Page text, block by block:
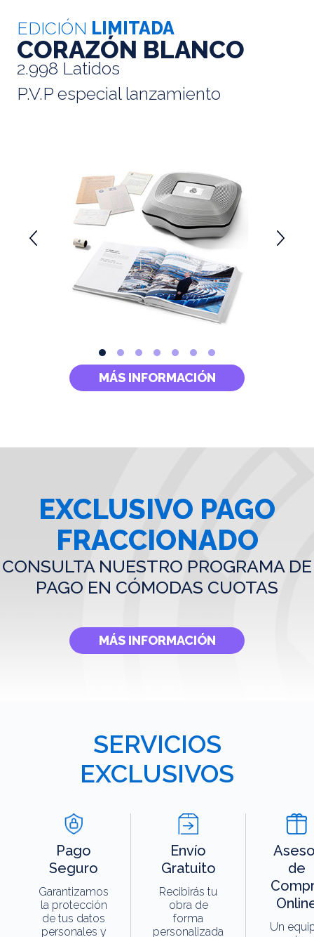
EDICIÓN LIMITADA
CORAZÓN BLANCO
2.998 Latidos
P.V.P especial lanzamiento
MÁS INFORMACIÓN
EXCLUSIVO PAGO
FRACCIONADO
CONSULTA NUESTRO PROGRAMA DE
PAGO EN CÓMODAS CUOTAS
MÁS INFORMACIÓN
SERVICIOS
EXCLUSIVOS
Pago
Seguro
Garantizamos
la protección
de tus datos
personales y
Envío
Gratuito
Recibirás tu
obra de
forma
personalizada
de
Un